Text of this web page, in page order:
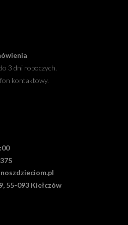
3 dni roboczych.
kontaktowy.
55-093 Kiełczów